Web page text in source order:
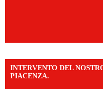
INTERVENTO DEL
PIACENZA.